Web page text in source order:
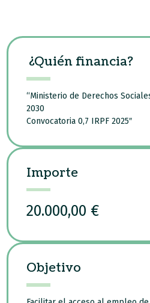
¿Quién financia?
“Ministerio de Derechos
2030
Convocatoria 0,7 IRPF 2025″
Importe
20.000,00 €
Objetivo